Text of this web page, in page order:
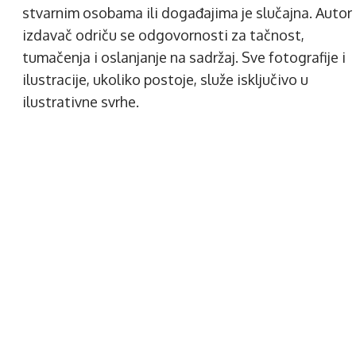
stvarnim osobama ili događajima je slučajna. Autor
izdavač odriču se odgovornosti za tačnost,
tumačenja i oslanjanje na sadržaj. Sve fotografije i
ilustracije, ukoliko postoje, služe isključivo u
ilustrativne svrhe.